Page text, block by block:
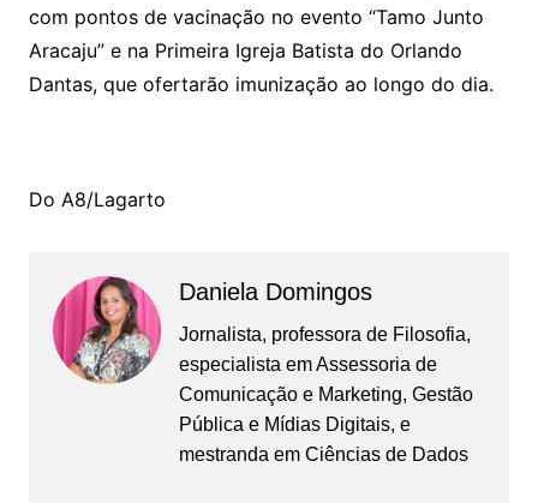
com pontos de vacinação no evento “Tamo Junto
Aracaju” e na Primeira Igreja Batista do Orlando
Dantas, que ofertarão imunização ao longo do dia.
Do A8/Lagarto
Daniela Domingos
Jornalista, professora de Filosofia,
especialista em Assessoria de
Comunicação e Marketing, Gestão
Pública e Mídias Digitais, e
mestranda em Ciências de Dados